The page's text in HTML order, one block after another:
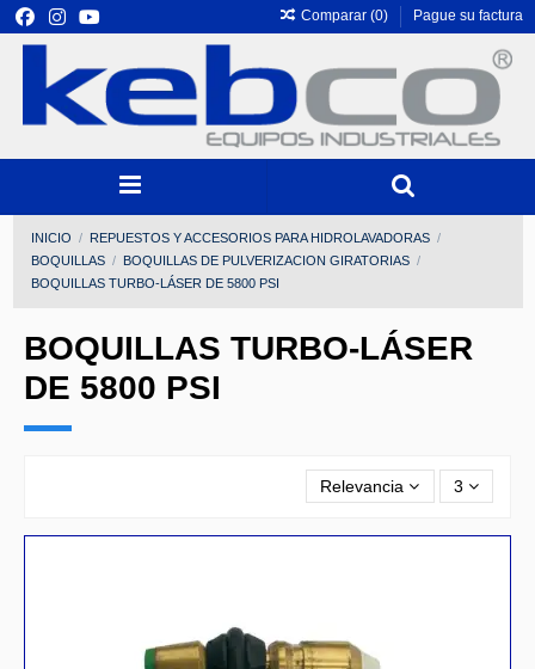
Comparar (0) Pague su factura
INICIO
REPUESTOS Y ACCESORIOS PARA HIDROLAVADORAS
BOQUILLAS
BOQUILLAS DE PULVERIZACION GIRATORIAS
BOQUILLAS TURBO-LÁSER DE 5800 PSI
BOQUILLAS TURBO-LÁSER
DE 5800 PSI
Relevancia 3